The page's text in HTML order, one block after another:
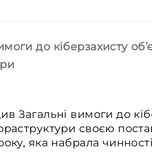
до кіберзахисту
Загальні вимоги до
своєю
яка набрала